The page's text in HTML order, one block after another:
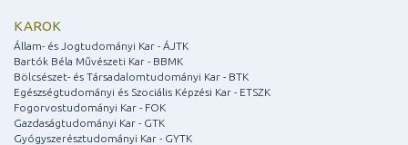
KAROK
Állam- és Jogtudományi Kar - ÁJTK
Bartók Béla Művészeti Kar - BBMK
Bölcsészet- és Társadalomtudományi Kar - BTK
Egészségtudományi és Szociális Képzési Kar - ETSZK
Fogorvostudományi Kar - FOK
Gazdaságtudományi Kar - GTK
Gyógyszerésztudományi Kar - GYTK